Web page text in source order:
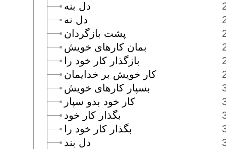
دل بنه
دل نه
پشت بازگردان
بمان كارهاى خويش
بازگذار كار خود را
كار خويش بر خدايمان
بسپار كارهاى خويش
كار خود بدو سپار
بگذار كار خود
بگذار كار خود را
دل بند